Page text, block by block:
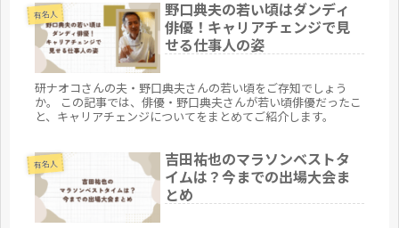
有名人
野口典夫の若い頃はダンディ
俳優！キャリアチェンジで見
せる仕事人の姿
研ナオコさんの夫・野口典夫さんの若い頃をご存知でしょう
か。 この記事では、俳優・野口典夫さんが若い頃俳優だったこ
と、キャリアチェンジについてをまとめてご紹介します。
有名人
吉田祐也のマラソンベストタ
イムは？今までの出場大会ま
とめ